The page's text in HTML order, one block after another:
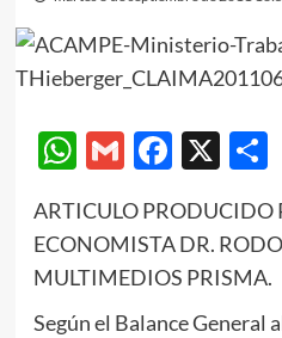
WhatsApp
GmailX
ARTICULO PRODUCIDO
ECONOMISTA DR.
MULTIMEDIOS PRISMA.
Según el Balance General